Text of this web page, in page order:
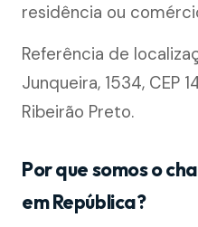
residência ou
Referência de
Junqueira, 1534, CEP
Ribeirão Preto.
Por que somos o
em República?